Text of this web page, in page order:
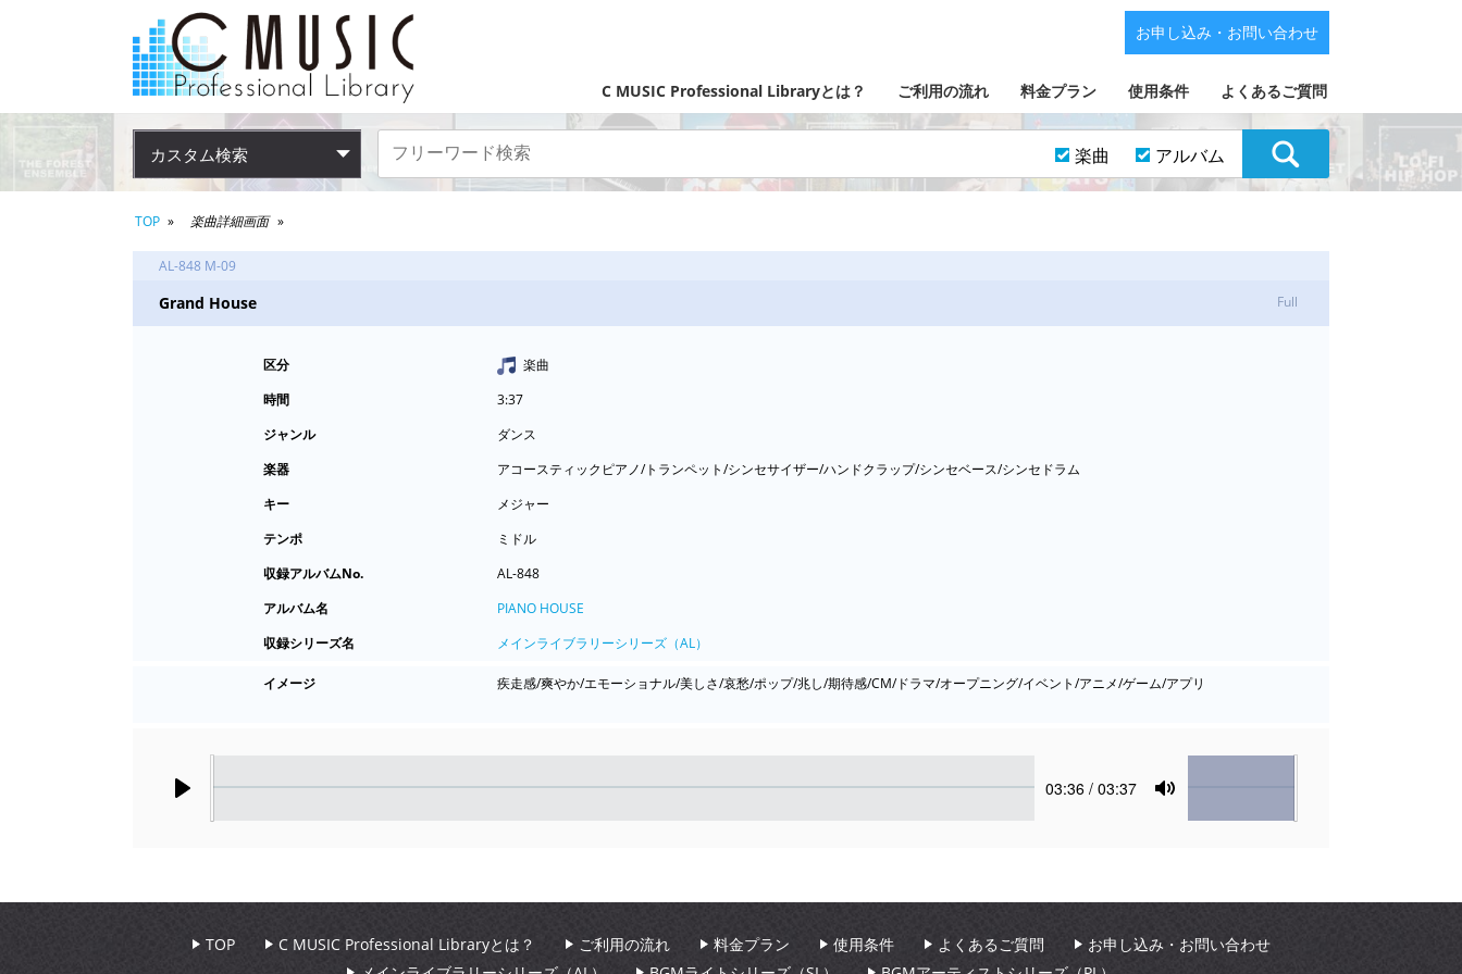
C MUSIC Professional Libraryとは？ ご利用の流れ 料金プラン 使用条件 よくあるご質問
お申し込み・お問い合わせ
カスタム検索 楽曲 アルバム
TOP 楽曲詳細画面
AL-848 M-09
Grand House Full
区分
楽曲
時間
3:37
ジャンル
ダンス
楽器
アコースティックピアノ/トランペット/シンセサイザー/ハンドクラップ/シンセベース/シンセドラム
キー
メジャー
テンポ
ミドル
収録アルバムNo.
AL-848
アルバム名
PIANO HOUSE
収録シリーズ名
メインライブラリーシリーズ（AL）
イメージ 疾走感/爽やか/エモーショナル/美しさ/哀愁/ポップ/兆し/期待感/CM/ドラマ/オープニング/イベント/アニメ/ゲーム/アプリ
Current
03:36 / 03:37
Mute
Volume
TOP C MUSIC Professional Libraryとは？ ご利用の流れ 料金プラン 使用条件 よくあるご質問
お申し込み・お問い合わせ